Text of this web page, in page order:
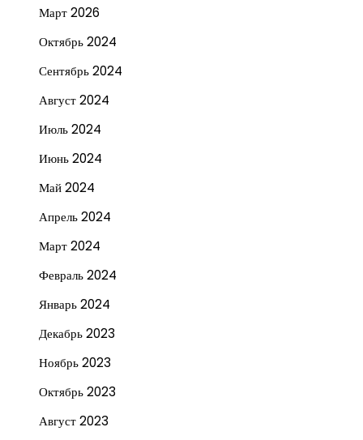
Март 2026
Октябрь 2024
Сентябрь 2024
Август 2024
Июль 2024
Июнь 2024
Май 2024
Апрель 2024
Март 2024
Февраль 2024
Январь 2024
Декабрь 2023
Ноябрь 2023
Октябрь 2023
Август 2023